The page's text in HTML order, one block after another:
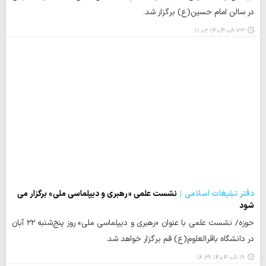
در سالن امام حسین(ع) برگزار شد.
۱۴۰۴-۰۸-۲۳ ۱۱:۰۲
دفتر تبلیغات اسلامی
نشست علمی «رهبری و دیپلماسی ملی» برگزار می
شود
حوزه/ نشست علمی با عنوان «رهبری و دیپلماسی ملی» روز پنج‌شنبه ۲۲ آبان‌
در دانشگاه باقرالعلوم(ع) قم برگزار خواهد شد.
۱۴۰۴-۰۸-۱۹ ۱۶:۲۹